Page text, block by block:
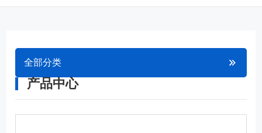
全部分类
产品中心